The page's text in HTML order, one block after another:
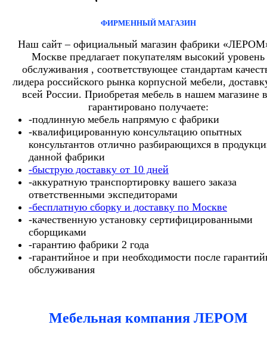
ФИРМЕННЫЙ МАГАЗИН
Наш сайт – официальный магазин фабрики
Москве предлагает покупателям высокий уровень
обслуживания , соответствующее стандартам
лидера российского рынка корпусной мебели,
всей России. Приобретая мебель в нашем магазине
гарантировано получаете:
-подлинную мебель напрямую с фабрики
-квалифицированную консультацию опытных
консультантов отлично разбирающихся в
данной фабрики
-быструю доставку от 10 дней
-аккуратную транспортировку вашего заказа
ответственными экспедиторами
-бесплатную сборку и доставку по Москве
-качественную установку сертифицированными
сборщиками
-гарантию фабрики 2 года
-гарантийное и при необходимости после
обслуживания
Мебельная компания ЛЕРОМ